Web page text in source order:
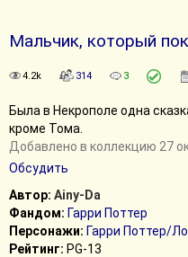
Мальчик, который
4.2k 314 3
Была в Некрополе одна
кроме Тома.
Добавлено в коллекцию 27
Обсудить
Автор: Ainy-Da
Фандом: Гарри Поттер
Персонажи: Гарри Поттер/
Рейтинг: PG-13